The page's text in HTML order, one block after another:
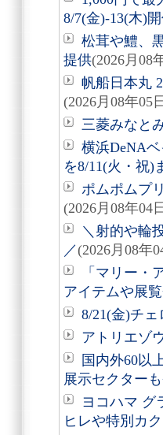
8/7(金)-13(木)
松茸や鱧、
提供(2026月08
帆船日本丸
(2026月08年05
三菱みなと
横浜DeNA
を8/11(火・祝)
ポムポムプ
(2026月08年04
＼射的や輪
／(2026月08年
「マリー・
アイテムや展
8/21(金)チ
アトリエゾ
国内外60以
展示セクター
ヨコハマ グ
ヒレや特別カ